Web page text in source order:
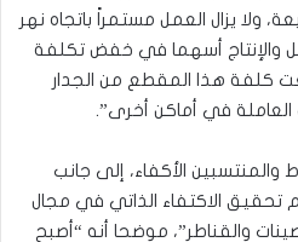
ولا يزال العمل مستمراً باتجاه نهر
والإنتاج أسهما في خفض تكلفة
كلفة هذا المقطع من الجدار
في أماكن أخرى”.
والمنتسبين الأكفاء، إلى جانب
الاكتفاء الذاتي في مجال
والقناطر”، موضحا أنه “أصبح